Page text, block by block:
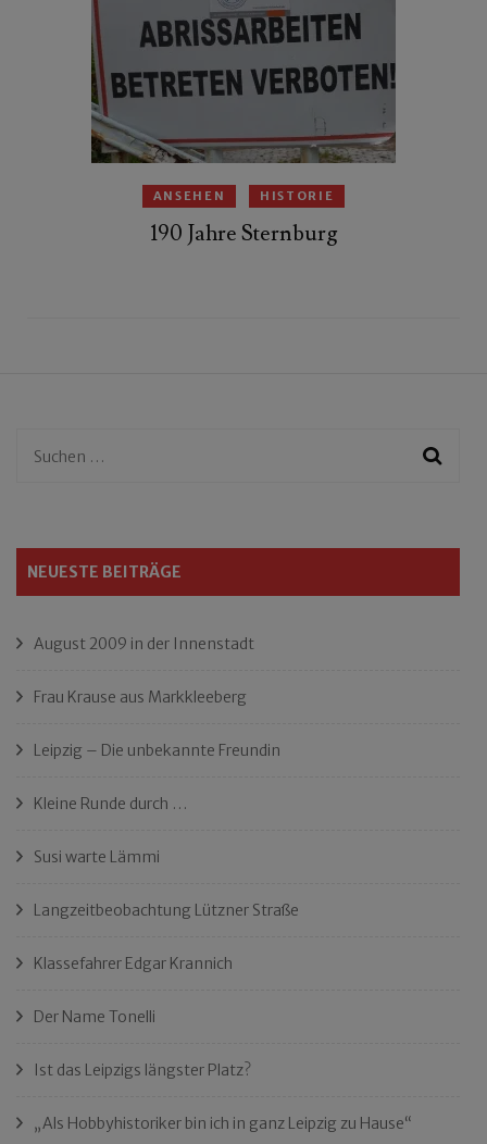
ANSEHEN HISTORIE
190 Jahre Sternburg
Suchen
NEUESTE BEITRÄGE
August 2009 in der Innenstadt
Frau Krause aus Markkleeberg
Leipzig – Die unbekannte Freundin
Kleine Runde durch …
Susi warte Lämmi
Langzeitbeobachtung Lützner Straße
Klassefahrer Edgar Krannich
Der Name Tonelli
Ist das Leipzigs längster Platz?
„Als Hobbyhistoriker bin ich in ganz Leipzig zu Hause“